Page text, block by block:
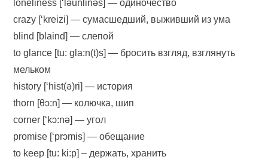
loneliness [‘ləunlinəs] — одиночество
crazy [‘kreizi] — сумасшедший, выживший из ума
blind [blaind] — слепой
to glance [tu: gla:n(t)s] — бросить взгляд, взглянуть
мельком
history [‘hist(ə)ri] — история
thorn [θɔ:n] — колючка, шип
corner [‘kɔ:nə] — угол
promise [‘prɔmis] — обещание
to keep [tu: ki:p] – держать, хранить